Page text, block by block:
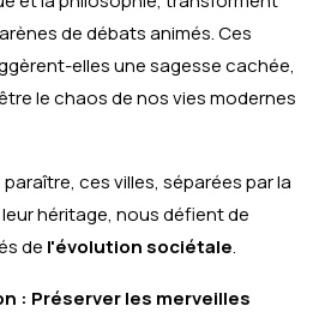
de débats animés. Ces
elles une sagesse cachée,
le chaos de nos vies modernes
ces villes, séparées par la
héritage, nous défient de
de l'évolution sociétale.
: Préserver les merveilles